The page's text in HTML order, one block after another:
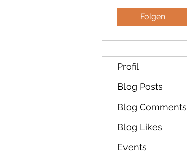
Folgen
Profil
Blog Posts
Blog Comments
Blog Likes
Events